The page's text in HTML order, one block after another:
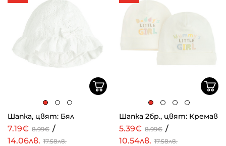
Шапка, цвят: Бял
7.19€ 8.99€ /
14.06лв. 17.58лв.
Шапка 2бр., цвят: Кремав
5.39€ 8.99€ /
10.54лв. 17.58лв.